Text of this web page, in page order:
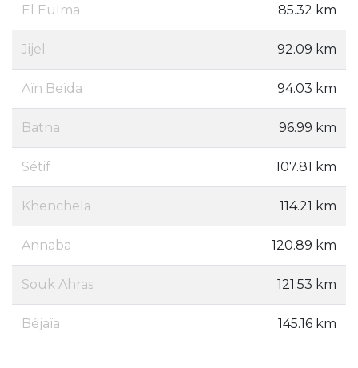
El Eulma 85.32 km
Jijel 92.09 km
Aïn Beïda 94.03 km
Batna 96.99 km
Sétif 107.81 km
Khenchela 114.21 km
Annaba 120.89 km
Souk Ahras 121.53 km
Béjaïa 145.16 km